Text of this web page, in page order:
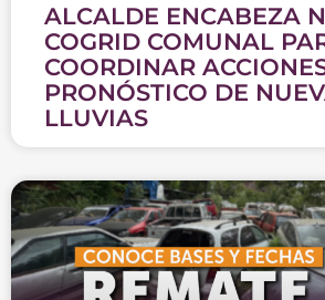
ALCALDE ENCABEZA
COGRID COMUNAL
COORDINAR
PRONÓSTICO DE
LLUVIAS